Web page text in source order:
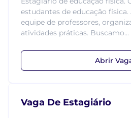
estudantes de educação
equipe de professores,
atividades práticas. Buscamo...
Abrir
Vaga De Estagiário